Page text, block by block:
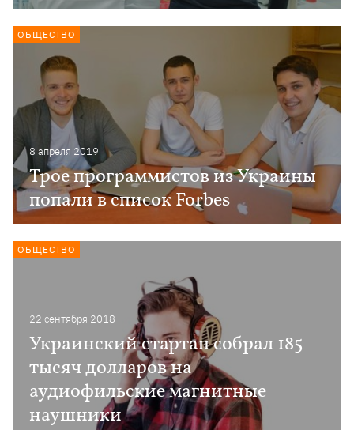
8 апреля 2019
Трое программистов из Украины
попали в список Forbes
ОБЩЕСТВО
22 сентября 2018
Украинский стартап собрал 185
тысяч долларов на
аудиофильские магнитные
наушники
ОБЩЕСТВО